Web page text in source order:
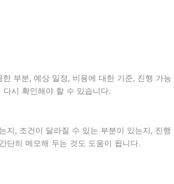
부분, 예상 일정, 비용에 대한 기준, 진행 가능
시 확인해야 할 수 있습니다.
지, 조건이 달라질 수 있는 부분이 있는지, 진행
단히 메모해 두는 것도 도움이 됩니다.